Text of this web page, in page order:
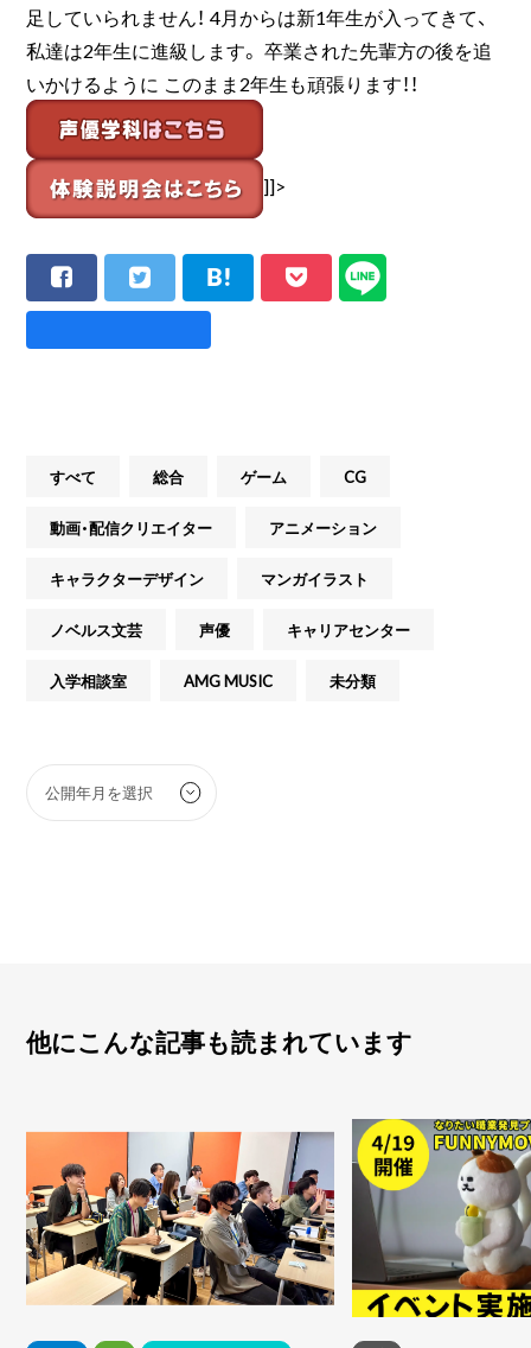
足していられません！ 4月からは新1年生が入ってきて、
私達は2年生に進級します。 卒業された先輩方の後を追
いかけるように このまま2年生も頑張ります！！
]]>
すべて 総合 ゲーム CG
動画・配信クリエイター アニメーション
キャラクターデザイン マンガイラスト
ノベルス文芸 声優 キャリアセンター
入学相談室 AMG MUSIC 未分類
他にこんな記事も読まれています